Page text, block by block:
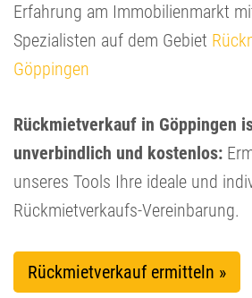
Erfahrung am Immobilienmarkt
Spezialisten auf dem Gebiet
Göppingen
Rückmietverkauf in Göppingen
unverbindlich und kostenlos:
unseres Tools Ihre ideale und
Rückmietverkaufs-Vereinbarung.
Rückmietverkauf ermitteln »